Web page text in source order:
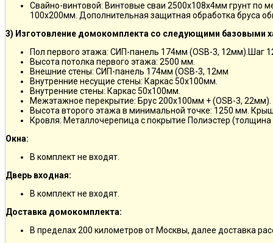
Свайно-винтовой: Винтовые сваи 2500х108х4мм грунт по
100х200мм. Дополнительная защитная обработка бруса
3) Изготовление домокомплекта со следующими базовыми
Пол первого этажа: СИП-панель 174мм (OSB-3, 12мм).Шаг
Высота потолка первого этажа: 2500 мм.
Внешние стены: СИП-панель 174мм (OSB-3, 12мм
Внутренние несущие стены: Каркас 50х100мм.
Внутренние стены: Каркас 50х100мм.
Межэтажное перекрытие: Брус 200х100мм + (OSB-3, 22мм).
Высота второго этажа в минимальной точке: 1250 мм.
Кровля: Металлочерепица с покрытие Полиэстер
Окна:
В комплект не входят.
Дверь входная:
В комплект не входят.
Доставка домокомплекта:
В пределах 200 километров от Москвы, далее доставка